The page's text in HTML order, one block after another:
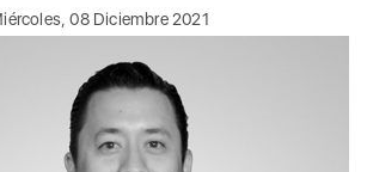
08 Diciembre 2021